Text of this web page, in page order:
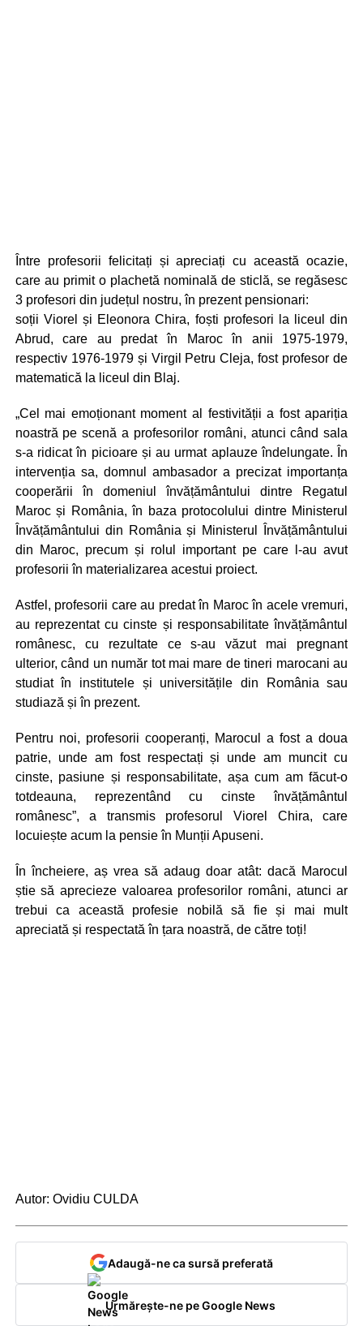
Între profesorii felicitați și apreciați cu această ocazie,
care au primit o plachetă nominală de sticlă, se regăsesc
3 profesori din județul nostru, în prezent pensionari:
soții Viorel și Eleonora Chira, foști profesori la liceul din
Abrud, care au predat în Maroc în anii 1975-1979,
respectiv 1976-1979 și Virgil Petru Cleja, fost profesor de
matematică la liceul din Blaj.
„Cel mai emoționant moment al festivității a fost apariția
noastră pe scenă a profesorilor români, atunci când sala
s-a ridicat în picioare și au urmat aplauze îndelungate. În
intervenția sa, domnul ambasador a precizat importanța
cooperării în domeniul învățământului dintre Regatul
Maroc și România, în baza protocolului dintre Ministerul
Învățământului din România și Ministerul Învățământului
din Maroc, precum și rolul important pe care l-au avut
profesorii în materializarea acestui proiect.
Astfel, profesorii care au predat în Maroc în acele vremuri,
au reprezentat cu cinste și responsabilitate învățământul
românesc, cu rezultate ce s-au văzut mai pregnant
ulterior, când un număr tot mai mare de tineri marocani au
studiat în institutele și universitățile din România sau
studiază și în prezent.
Pentru noi, profesorii cooperanți, Marocul a fost a doua
patrie, unde am fost respectați și unde am muncit cu
cinste, pasiune și responsabilitate, așa cum am făcut-o
totdeauna, reprezentând cu cinste învățământul
românesc”, a transmis profesorul Viorel Chira, care
locuiește acum la pensie în Munții Apuseni.
În încheiere, aș vrea să adaug doar atât: dacă Marocul
știe să aprecieze valoarea profesorilor români, atunci ar
trebui ca această profesie nobilă să fie și mai mult
apreciată și respectată în țara noastră, de către toți!
Autor: Ovidiu CULDA
Adaugă-ne ca sursă preferată
Urmărește-ne pe Google News